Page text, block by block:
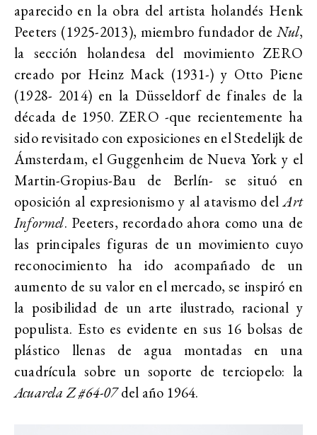
aparecido en la obra del artista holandés Henk
Peeters (1925-2013), miembro fundador deNul,
la sección holandesa del movimiento ZERO
creado por Heinz Mack (1931-) y Otto Piene
(1928- 2014) en la Düsseldorf de finales de la
década de 1950. ZERO -que recientemente ha
sido revisitado con exposiciones en el Stedelijk de
Ámsterdam, el Guggenheim de Nueva York y el
Martin-Gropius-Bau de Berlín- se situó en
oposición al expresionismo y al atavismo delArt
Informel. Peeters, recordado ahora como una de
las principales figuras de un movimiento cuyo
reconocimiento ha ido acompañado de un
aumento de su valor en el mercado, se inspiró en
la posibilidad de un arte ilustrado, racional y
populista. Esto es evidente en sus 16 bolsas de
plástico llenas de agua montadas en una
cuadrícula sobre un soporte de terciopelo: la
Acuarela Z #64-07del año 1964.